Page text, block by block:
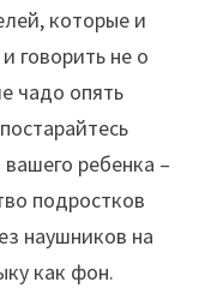
которые и
говорить не о
чадо опять
ребенка –
подростков
наушников на
как фон.